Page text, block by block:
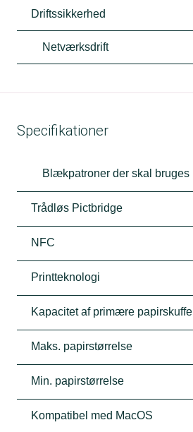
Driftssikkerhed
Netværksdrift
Specifikationer
Blækpatroner der skal bruges
Trådløs Pictbridge
NFC
Printteknologi
Kapacitet af primære papirskuffe
Maks. papirstørrelse
Min. papirstørrelse
Kompatibel med MacOS